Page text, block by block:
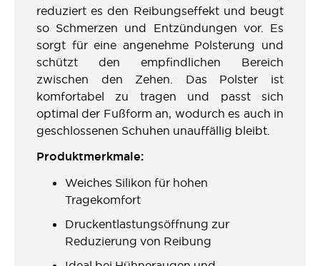
reduziert es den Reibungseffekt und beugt
so Schmerzen und Entzündungen vor. Es
sorgt für eine angenehme Polsterung und
schützt den empfindlichen Bereich
zwischen den Zehen. Das Polster ist
komfortabel zu tragen und passt sich
optimal der Fußform an, wodurch es auch in
geschlossenen Schuhen unauffällig bleibt.
Produktmerkmale:
Weiches Silikon für hohen
Tragekomfort
Druckentlastungsöffnung zur
Reduzierung von Reibung